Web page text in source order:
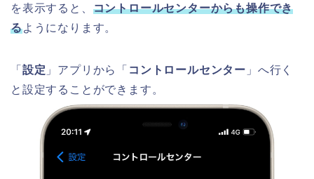
を表示すると、 コントロールセンターからも操作でき
るようになります。
「 設定 」アプリから「 コントロールセンター 」へ行く
と設定することができます。